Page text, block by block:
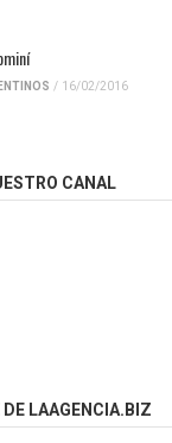
/ 16/02/2016
CANAL
LAAGENCIA.BIZ